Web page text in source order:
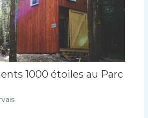
1000 étoiles au Parc